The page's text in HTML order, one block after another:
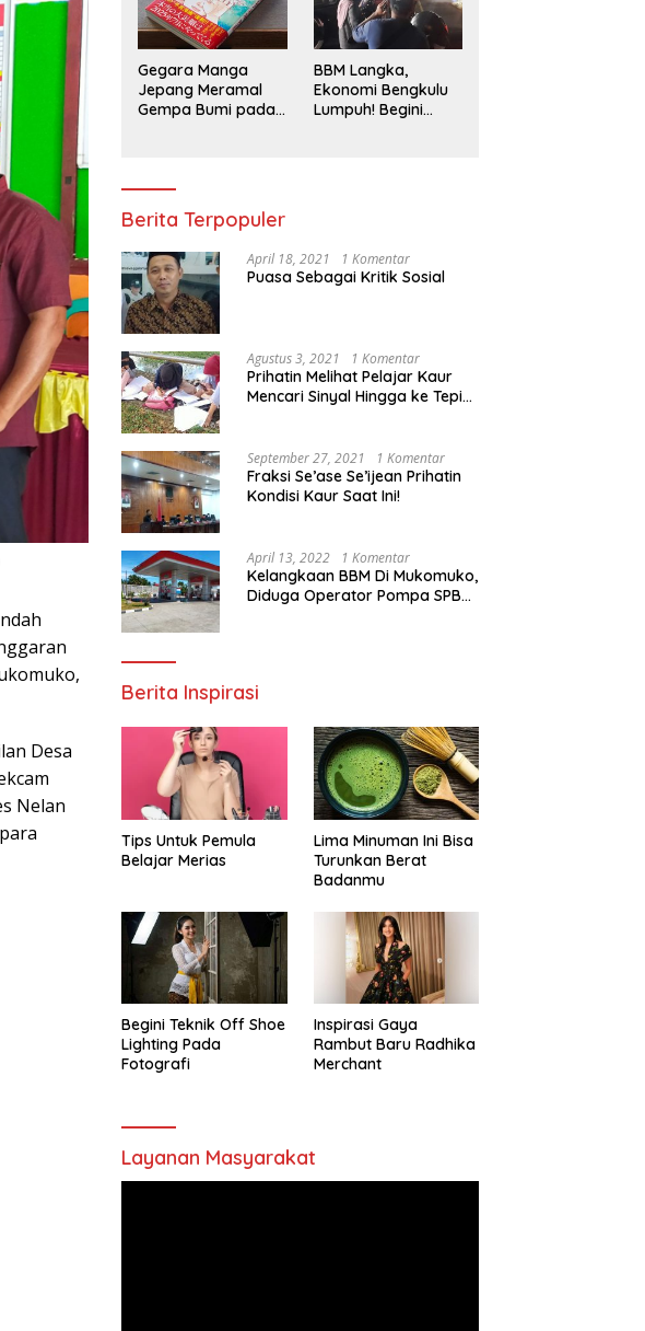
Desa
Nelan
Gegara Manga
Jepang Meramal
Gempa Bumi pada
BBM Langka,
Ekonomi Bengkulu
Lumpuh! Begini
Berita Terpopuler
April 18, 2021 1 Komentar
Puasa Sebagai Kritik Sosial
Agustus 3, 2021 1 Komentar
Prihatin Melihat Pelajar Kaur
Mencari Sinyal Hingga ke Tepi
Segera Bertindak
September 27, 2021 1 Komentar
Fraksi Se’ase Se’ijean Prihatin
Kondisi Kaur Saat Ini!
April 13, 2022 1 Komentar
Kelangkaan BBM Di Mukomuko,
Diduga Operator Pompa SPBU
Berita Inspirasi
Tips Untuk Pemula
Belajar Merias
Lima Minuman Ini Bisa
Turunkan Berat
Badanmu
Begini Teknik Off Shoe
Lighting Pada
Fotografi
Inspirasi Gaya
Rambut Baru Radhika
Merchant
Layanan Masyarakat